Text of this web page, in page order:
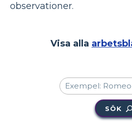
observationer.
Visa alla
SÖK